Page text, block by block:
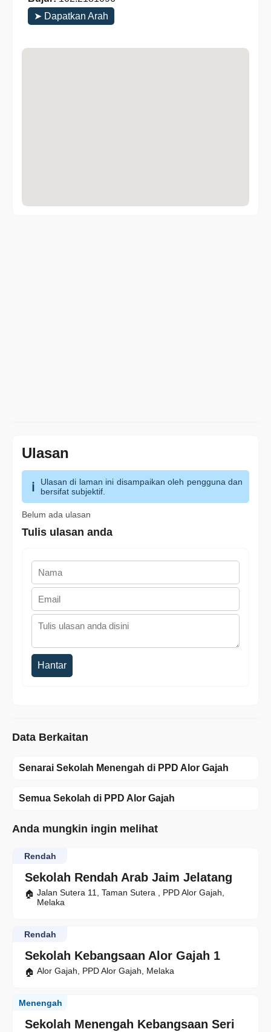
➤ Dapatkan Arah
Ulasan
Ulasan di laman ini disampaikan oleh pengguna dan
bersifat subjektif.
Belum ada ulasan
Tulis ulasan anda
Hantar
Data Berkaitan
Senarai Sekolah Menengah di PPD Alor Gajah
Semua Sekolah di PPD Alor Gajah
Anda mungkin ingin melihat
Sekolah Rendah Arab Jaim Jelatang
Rendah
Jalan Sutera 11, Taman Sutera , PPD Alor Gajah,
Melaka
Sekolah Kebangsaan Alor Gajah 1
Rendah
Alor Gajah, PPD Alor Gajah, Melaka
Sekolah Menengah Kebangsaan Seri
Menengah